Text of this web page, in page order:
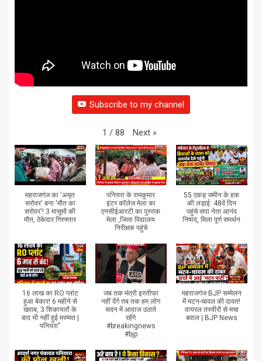
Subscribe to my channel
1 / 88 Next »
महराजगंज का 'अमृत
सरोवर' बना 'मौत का
सरोवर'! 3 मासूमों की
मौत, ठेकेदार गिरफ्तार
पनियरा के रामकुमार
इंटर कॉलेज मेला का
एनसीईआरटी का पुस्तक
मेला ,जिला विद्यालय
निरीक्षक पहुंचे
55 एकड़ जमीन के हक
की लड़ाई: 48वें दिन
पहुंचे सपा नेता आनंद
निषाद, मिला पूर्ण समर्थन
16 लाख का RO प्लांट
हुआ बेकार! 6 महीने से
खराब, 3 शिकायतों के
बाद भी नहीं हुई मरम्मत |
पनियरा"
जब तक मंत्री इस्तीफा
नहीं देंगे तब तक हम लोग
सदन में आवाज उठाते
रहेंगे
#breakingnews
#bjp
महराजगंज BJP सम्मेलन
में मटन-चावल की दावत!
वायरल तस्वीरों से मचा
बवाल | BJP News